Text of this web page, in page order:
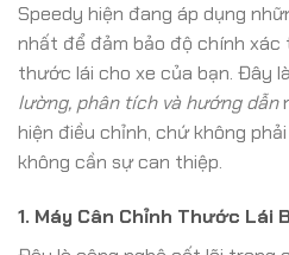
Speedy hiện đang áp dụng
nhất để đảm bảo độ chính
thước lái cho xe của bạn. Đây
lường, phân tích và hướng dẫn
hiện điều chỉnh, chứ không
không cần sự can thiệp.
1. Máy Cân Chỉnh Thước Lái